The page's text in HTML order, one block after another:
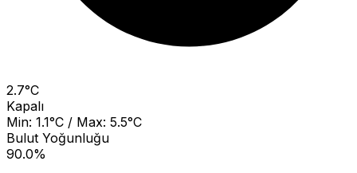
2.7°C
Kapalı
Min: 1.1°C / Max: 5.5°C
Bulut Yoğunluğu
90.0%